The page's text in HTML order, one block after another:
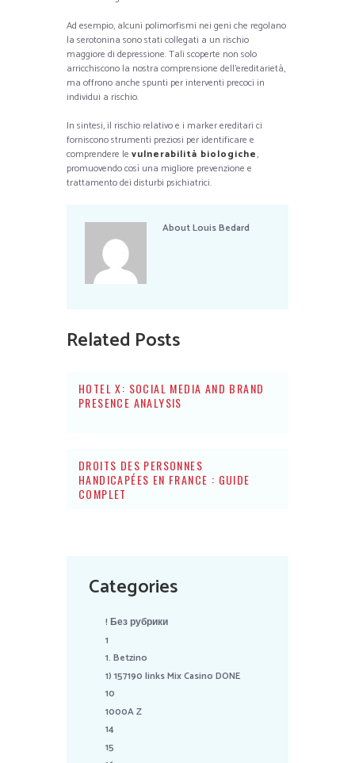
Ad esempio, alcuni polimorfismi nei geni che regolano
la serotonina sono stati collegati a un rischio
maggiore di depressione. Tali scoperte non solo
arricchiscono la nostra comprensione dell’ereditarietà,
ma offrono anche spunti per interventi precoci in
individui a rischio.
In sintesi, il rischio relativo e i marker ereditari ci
forniscono strumenti preziosi per identificare e
comprendere le vulnerabilità biologiche,
promuovendo così una migliore prevenzione e
trattamento dei disturbi psichiatrici.
AboutLouis Bedard
Related Posts
HOTEL X: SOCIAL MEDIA AND BRAND
PRESENCE ANALYSIS
DROITS DES PERSONNES
HANDICAPÉES EN FRANCE : GUIDE
COMPLET
Categories
! Без рубрики
1
1. Betzino
1) 157190 links Mix Casino DONE
10
1000A Z
14
15